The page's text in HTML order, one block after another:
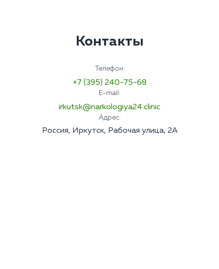
Контакты
Телефон:
+7 (395) 240-75-68
E-mail:
irkutsk@narkologiya24.clinic
Адрес:
Россия, Иркутск, Рабочая улица, 2А